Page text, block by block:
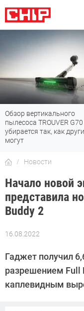
Обзор вертикального
пылесоса TROUVER
убирается так, как
могут
Новости
Начало новой
представила
Buddy 2
16.08.2022
Автор:
Кошик
Гаджет получил
разрешением Full
каплевидным